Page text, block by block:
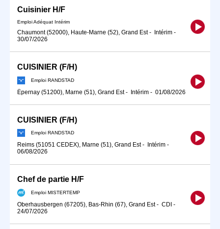
Cuisinier H/F
Emploi Adéquat Intérim
Chaumont (52000), Haute-Marne (52), Grand Est- Intérim -
30/07/2026
CUISINIER (F/H)
Emploi RANDSTAD
Épernay (51200), Marne (51), Grand Est- Intérim - 01/08/2026
CUISINIER (F/H)
Emploi RANDSTAD
Reims (51051 CEDEX), Marne (51), Grand Est- Intérim -
06/08/2026
Chef de partie H/F
Emploi MISTERTEMP
Oberhausbergen (67205), Bas-Rhin (67), Grand Est- CDI -
24/07/2026